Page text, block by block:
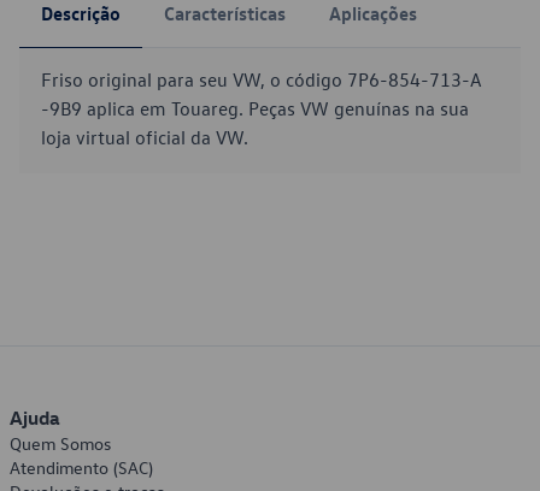
Descrição Características Aplicações
Friso original para seu VW, o código 7P6-854-713-A
-9B9 aplica em Touareg. Peças VW genuínas na sua
loja virtual oficial da VW.
Ajuda
Quem Somos
Atendimento (SAC)